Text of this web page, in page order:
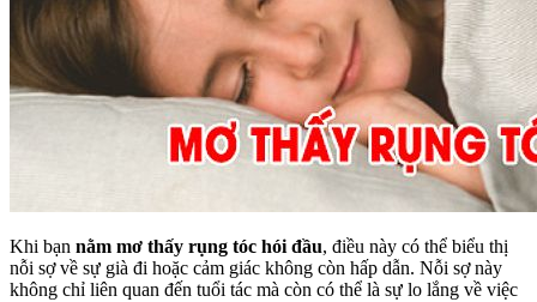
Khi bạn nằm mơ thấy rụng tóc hói đầu, điều này có thể biểu thị
nỗi sợ về sự già đi hoặc cảm giác không còn hấp dẫn. Nỗi sợ này
không chỉ liên quan đến tuổi tác mà còn có thể là sự lo lắng về việc